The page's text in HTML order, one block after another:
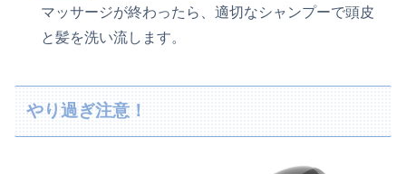
マッサージが終わったら、適切なシャンプーで頭皮
と髪を洗い流します。
やり過ぎ注意！